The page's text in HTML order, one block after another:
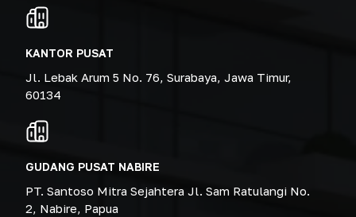
KANTOR PUSAT
Jl. Lebak Arum 5 No. 76, Surabaya, Jawa Timur,
60134
GUDANG PUSAT NABIRE
PT. Santoso Mitra Sejahtera Jl. Sam Ratulangi No.
2, Nabire, Papua